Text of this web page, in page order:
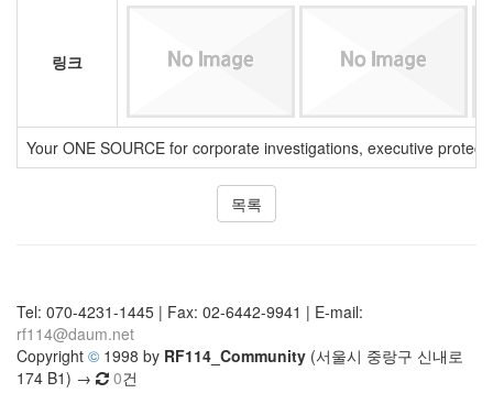
링크
Your ONE SOURCE for corporate investigations, executive
목록
Tel: 070-4231-1445 | Fax: 02-6442-9941 | E-mail:
rf114@daum.net
Copyright © 1998 by RF114_Community (서울시 중랑구 신내로
174 B1) →
0건